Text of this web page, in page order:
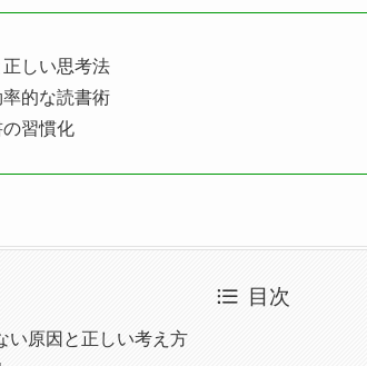
しい思考法
的な読書術
習慣化
目次
い原因と正しい考え方